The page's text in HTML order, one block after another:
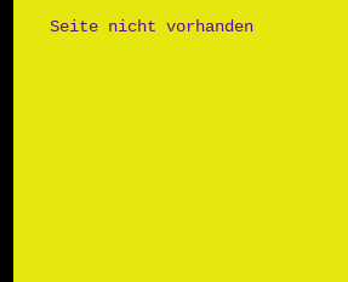
Seite nicht vorhanden